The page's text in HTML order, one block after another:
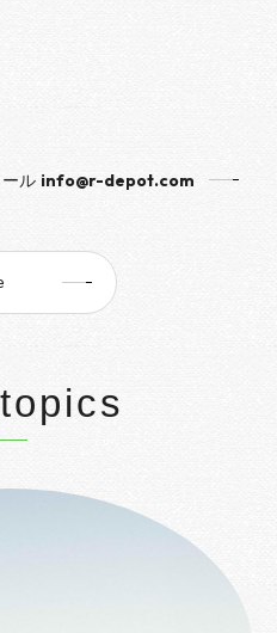
ル info@r-depot.com